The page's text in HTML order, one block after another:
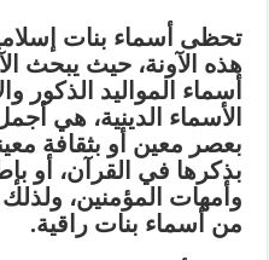
هذه الآونة، حيث يبحث
أسماء المواليد الذكور
الأسماء الدينية، هي
بعصر معين أو بثقافة
بذكرها في القرآن، أو
وأمهات المؤمنين،
من أسماء بنات راقية.